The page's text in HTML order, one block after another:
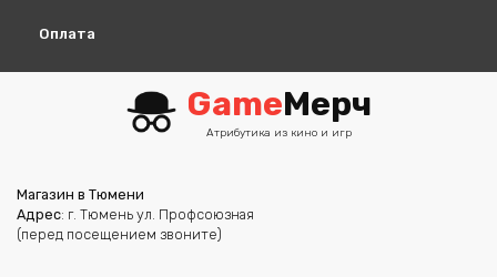
Оплата
GameМерч
Атрибутика из кино и игр
Магазин в Тюмени
Адрес: г. Тюмень ул. Профсоюзная
(перед посещением звоните)